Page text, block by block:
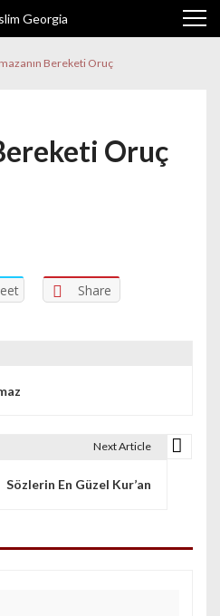
Bereketi Oruç
Oruç
Share
Next Article
Sözlerin En Güzel Kur’an